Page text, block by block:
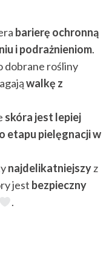
barierę ochronną
i podrażnieniom.
dobrane rośliny
walkę z
skóra jest lepiej
etapu pielęgnacji w
najdelikatniejszyz
jest bezpieczny
.